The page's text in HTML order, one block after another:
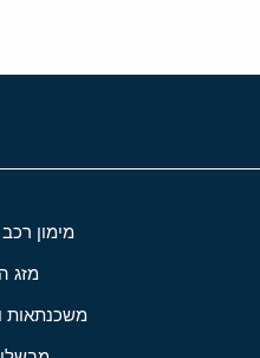
מימון
מזג
משכנתאות